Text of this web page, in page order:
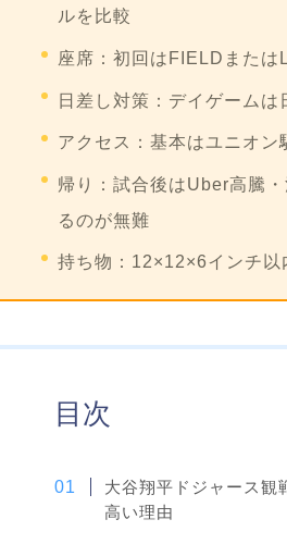
ルを比較
座席： 初回はFIELDまたは
日差し対策： デイゲームは
アクセス： 基本はユニオン
帰り： 試合後はUber高騰
るのが無難
持ち物： 12×12×6インチ以
目次
大谷翔平ドジャース観
高い理由